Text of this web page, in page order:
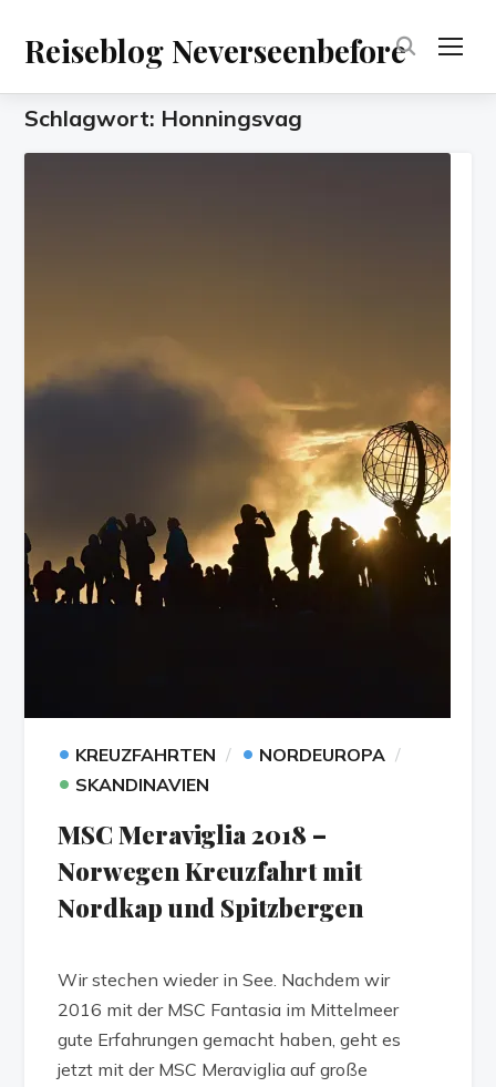
Reiseblog Neverseenbefore
Schlagwort: Honningsvag
• KREUZFAHRTEN • NORDEUROPA
• SKANDINAVIEN
MSC Meraviglia 2018 –
Norwegen Kreuzfahrt mit
Nordkap und Spitzbergen
Wir stechen wieder in See. Nachdem wir
2016 mit der MSC Fantasia im Mittelmeer
gute Erfahrungen gemacht haben, geht es
jetzt mit der MSC Meraviglia auf große